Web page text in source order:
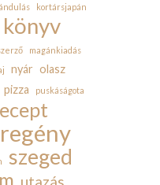
kortársjapán
könyv
magánkiadás
nyár olasz
pizza puskáságota
regény
szeged
utazás